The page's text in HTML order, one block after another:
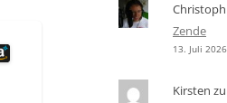
Christoph
Zende
13. Juli 2026
Kirsten zu